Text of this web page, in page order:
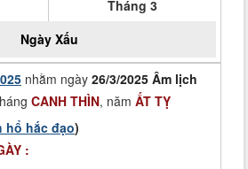
Tháng 3
Ngày Xấu
nhằm ngày 26/3/2025 Âm lịch
CANH THÌN, năm ẤT TỴ
hổ hắc đạo)
: